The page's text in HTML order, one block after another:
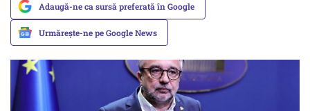
Adaugă-ne ca sursă preferată în Google
Urmărește-ne pe Google News